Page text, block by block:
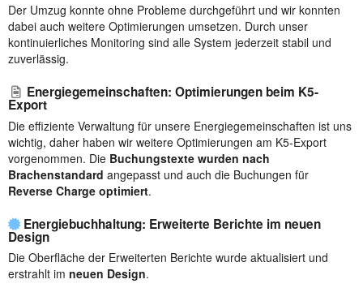
Der Umzug konnte ohne Probleme durchgeführt und wir konnten
dabei auch weitere Optimierungen umsetzen. Durch unser
kontinuierliches Monitoring sind alle System jederzeit stabil und
zuverlässig.
Energiegemeinschaften: Optimierungen beim K5-
Export
Die effiziente Verwaltung für unsere Energiegemeinschaften ist uns
wichtig, daher haben wir weitere Optimierungen am K5-Export
vorgenommen. Die Buchungstexte wurden nach
Brachenstandard angepasst und auch die Buchungen für
Reverse Charge optimiert.
Energiebuchhaltung: Erweiterte Berichte im neuen
Design
Die Oberfläche der Erweiterten Berichte wurde aktualisiert und
erstrahlt im neuen Design.